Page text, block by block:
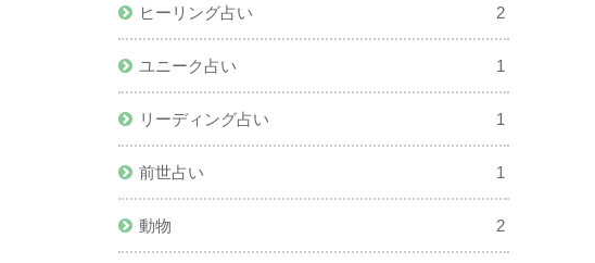
ヒーリング占い 2
ユニーク占い 1
リーディング占い 1
前世占い 1
動物 2